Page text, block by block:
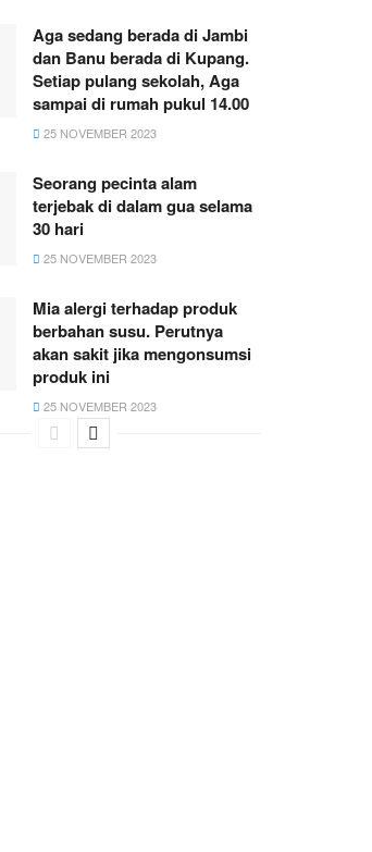
Aga sedang berada di Jambi
dan Banu berada di Kupang.
Setiap pulang sekolah, Aga
sampai di rumah pukul 14.00
25 NOVEMBER 2023
Seorang pecinta alam
terjebak di dalam gua selama
30 hari
25 NOVEMBER 2023
Mia alergi terhadap produk
berbahan susu. Perutnya
akan sakit jika mengonsumsi
produk ini
25 NOVEMBER 2023